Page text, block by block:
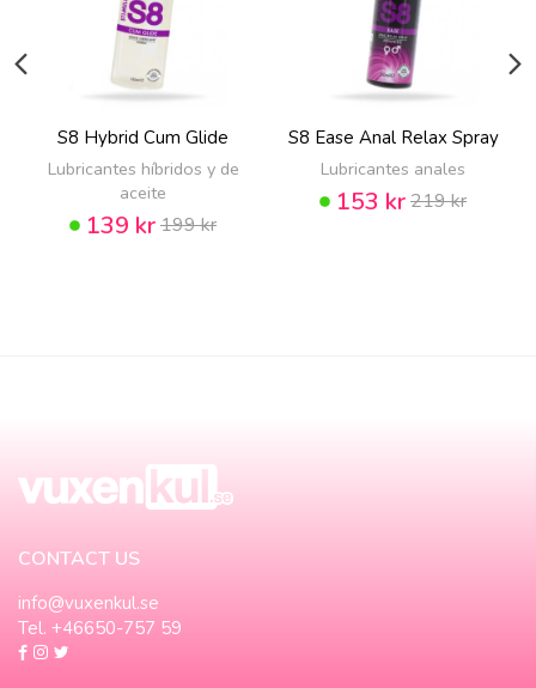
S8 Hybrid Cum Glide
Lubricantes híbridos y de
aceite
139 kr199 kr
S8 Ease Anal Relax Spray
Lubricantes anales
153 kr219 kr
CONTACT US
info@vuxenkul.se
Tel. +46650-757 59